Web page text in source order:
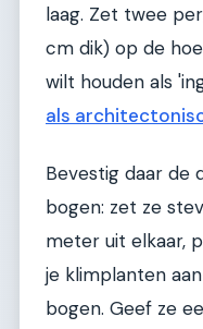
laag. Zet twee
cm dik) op de
wilt houden als
als
Bevestig daar de
bogen: zet ze
meter uit elkaar,
je klimplanten
bogen. Geef ze